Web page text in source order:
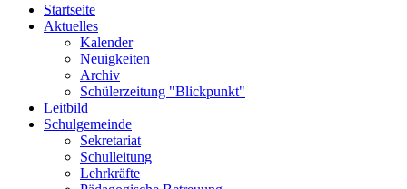
Startseite
Aktuelles
Kalender
Neuigkeiten
Archiv
Schülerzeitung "Blickpunkt"
Leitbild
Schulgemeinde
Sekretariat
Schulleitung
Lehrkräfte